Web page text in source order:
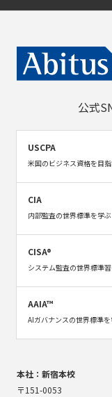
公式
USCPA
米国のビジネス資格を目
CIA
内部監査の世界標準を学ぶ
CISA®
システム監査の世界標準
AAIA™
AIガバナンスの世界標準を
本社：新宿本校
〒151-0053